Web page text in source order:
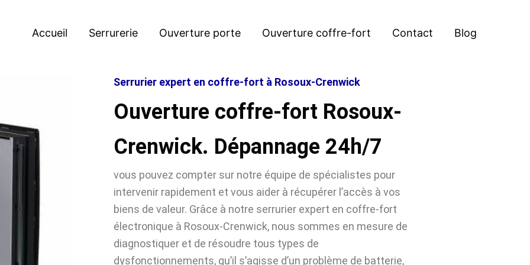
Accueil Serrurerie Ouverture porte Ouverture coffre-fort Contact Blog
Serrurier expert en coffre-fort à Rosoux-Crenwick
Ouverture coffre-fort Rosoux-
Crenwick. Dépannage 24h/7
vous pouvez compter sur notre équipe de spécialistes pour
intervenir rapidement et vous aider à récupérer l’accès à vos
biens de valeur. Grâce à notre serrurier expert en coffre-fort
électronique à Rosoux-Crenwick, nous sommes en mesure de
diagnostiquer et de résoudre tous types de
dysfonctionnements, qu’il s’agisse d’un problème de batterie,